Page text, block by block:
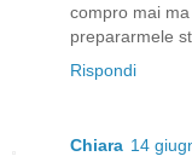
compro mai
prepararmele
Rispondi
Chiara 14